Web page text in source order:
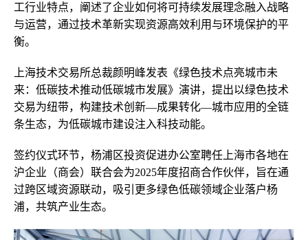
工行业特点，阐述了企业如何将可持续发展理念融入战略
与运营，通过技术革新实现资源高效利用与环境保护的平
衡。
上海技术交易所总裁颜明峰发表《绿色技术点亮城市未
来：低碳技术推动低碳城市发展》演讲，提出以绿色技术
交易为纽带，构建技术创新—成果转化—城市应用的全链
条生态，为低碳城市建设注入科技动能。
签约仪式环节，杨浦区投资促进办公室聘任上海市各地在
沪企业（商会）联合会为2025年度招商合作伙伴，旨在通
过跨区域资源联动，吸引更多绿色低碳领域企业落户杨
浦，共筑产业生态。